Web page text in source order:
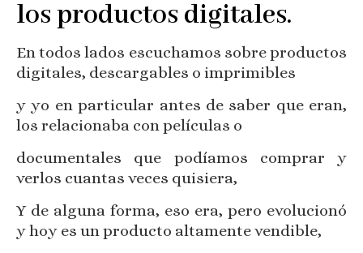
los productos digitales.
En todos lados escuchamos sobre productos
digitales, descargables o imprimibles
y yo en particular antes de saber que eran,
los relacionaba con películas o
documentales que podíamos comprar y
verlos cuantas veces quisiera,
Y de alguna forma, eso era, pero evolucionó
y hoy es un producto altamente vendible,